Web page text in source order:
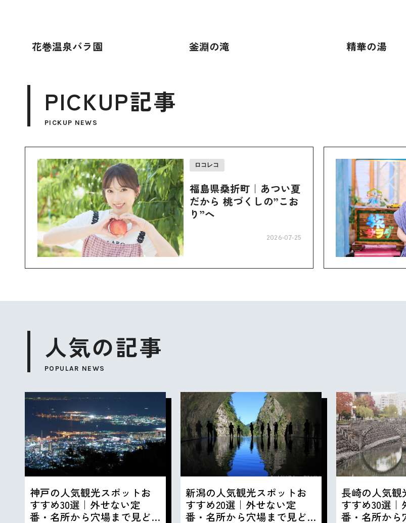
花巻温泉バラ園 釜淵の滝 精華の湯
PICKUP記事
PICKUP NEWS
ロコレコ
福島県桑折町｜あつい夏
だから 桃づくしの”こお
り”へ
2026-07-25
人気の記事
POPULAR NEWS
神戸の人気観光スポットお
すすめ30選｜外せない定
番・名所から穴場まで見ど
新潟の人気観光スポットお
すすめ20選｜外せない定
番・名所から穴場まで見ど
長崎の人気観
すすめ30選｜
番・名所から